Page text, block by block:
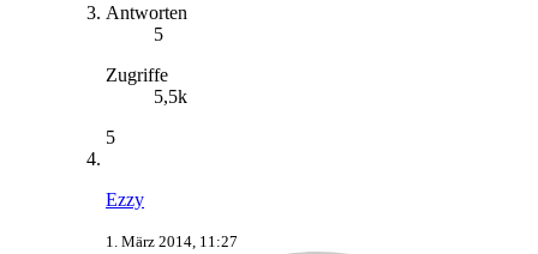
Antworten
5
Zugriffe
5,5k
5
Ezzy
1. März 2014, 11:27